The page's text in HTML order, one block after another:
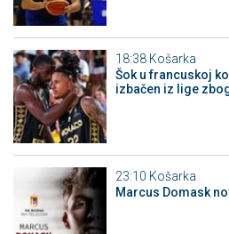
18:38 Košarka
Šok u francuskoj
izbačen iz lige
23:10 Košarka
Marcus Domask